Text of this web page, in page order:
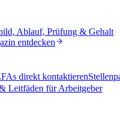
Ablauf, Prüfung & Gehalt
entdecken
direkt kontaktieren
Leitfäden für Arbeitgeber